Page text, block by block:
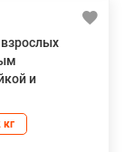
и
кг